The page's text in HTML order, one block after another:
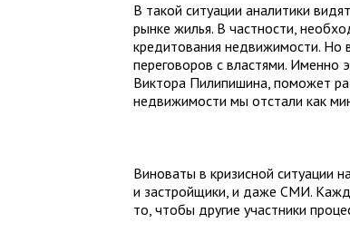
В такой ситуации аналитики
рынке жилья. В частности,
кредитования недвижимости. Но
переговоров с властями. Именно
Виктора Пилипишина, поможет
недвижимости мы отстали как
Виноваты в кризисной ситуации
и застройщики, и даже СМИ.
то, чтобы другие участники